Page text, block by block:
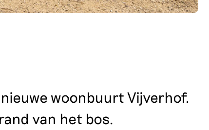
woonbuurt Vijverhof.
van het bos.